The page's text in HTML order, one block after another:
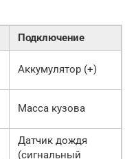
Подключение
Аккумулятор (+)
Масса кузова
Датчик дождя
(сигнальный